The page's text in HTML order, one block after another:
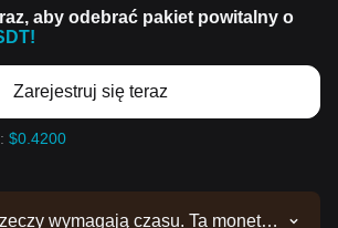
aby odebrać pakiet powitalny o
Zarejestruj się teraz
$0.4200
wymagają czasu. Ta moneta